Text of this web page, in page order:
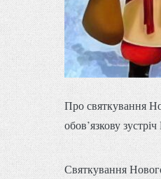
Про святкування
обов’язкову
Святкування